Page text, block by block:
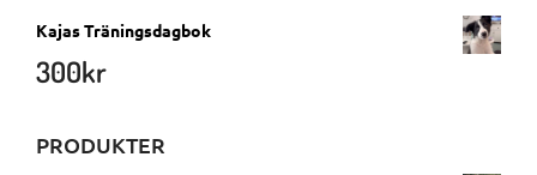
Kajas Träningsdagbok
300kr
PRODUKTER